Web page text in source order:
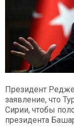
Президент
заявление, что
Сирии, чтобы
президента